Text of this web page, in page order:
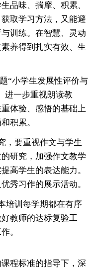
品味、揣摩、积累、
取学习方法，又能避
训练。在智慧、灵动
养得到扎实有效、生
“小学生发展性评价与
进一步重视朗读教
体验、感悟的基础上
积累。
，要重视作文与学生
研究，加强作文教学
高学生的表达能力。
秀习作的展示活动。
培训每学期都在有序
教师的达标复验工
。
程标准的指导下，深